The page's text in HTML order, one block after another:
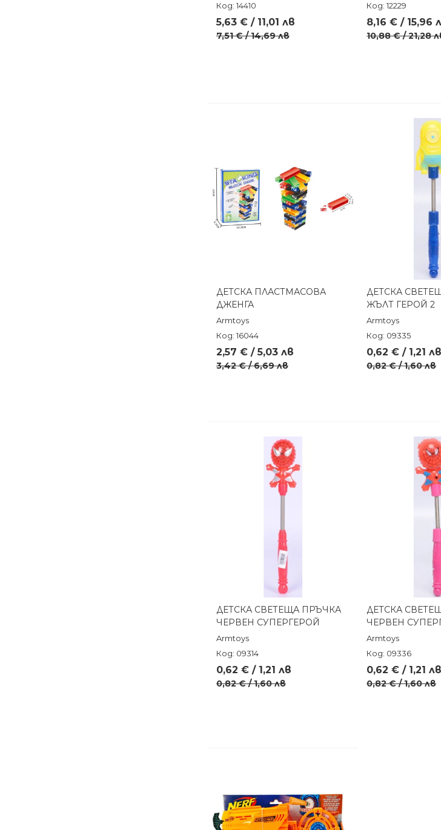
Код: 14410
5,63 € / 11,01 лв
7,51 € / 14,69 лв
Код: 12229
8,16 € / 15,96
10,88 € / 21,28
Бърз преглед
ДЕТСКА ПЛАСТМАСОВА
ДЖЕНГА
Armtoys
Код: 16044
2,57 € / 5,03 лв
3,42 € / 6,69 лв
Бърз
ДЕТСКА
ЖЪЛТ ГЕРОЙ 2
Armtoys
Код: 09335
0,62 € / 1,21 лв
0,82 € / 1,60 лв
Бърз преглед
ДЕТСКА СВЕТЕЩА ПРЪЧКА
ЧЕРВЕН СУПЕРГЕРОЙ
Armtoys
Код: 09314
0,62 € / 1,21 лв
0,82 € / 1,60 лв
Бърз
ДЕТСКА
ЧЕРВЕН
Armtoys
Код: 09336
0,62 € / 1,21 лв
0,82 € / 1,60 лв